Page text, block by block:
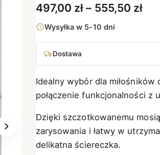
497,00 zł – 555,50 złZ
k
e
s
e
Wysyłka w 5-10 dni
Dostawa
Idealny wybór dla
połączenie funkcjonalności z
Dzięki szczotkowanemu
zarysowania i łatwy w
delikatna ściereczka.